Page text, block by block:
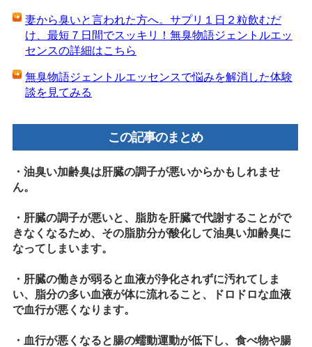
妻から臭いと言われた方へ。サプリ１日２粒飲むだ
け、最短７日間でスッキリ！無臭物語ジェントルエッ
センスの詳細はこちら
無臭物語ジェントルエッセンスで悩みを解消した体験
談を見てみる
この記事のまとめ
・油臭い加齢臭は肝臓の調子が悪いからかもしれませ
ん。
・肝臓の調子が悪いと、脂肪を肝臓で代謝することがで
きなくなるため、その脂肪分が酸化して油臭い加齢臭に
なってしまいます。
・肝臓の働きが弱ると血液が浄化されずに汚れてしま
い、脂分の多い血液が体に流れること、ドロドロな血液
で血行が悪くなります。
・血行が悪くなると腸の蠕動運動が低下し、食べ物や腸